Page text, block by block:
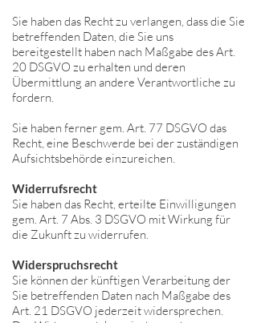
Sie haben das Recht zu verlangen, dass die Sie
betreffenden Daten, die Sie uns
bereitgestellt haben nach Maßgabe des Art.
20 DSGVO zu erhalten und deren
Übermittlung an andere Verantwortliche zu
fordern.
Sie haben ferner gem. Art. 77 DSGVO das
Recht, eine Beschwerde bei der zuständigen
Aufsichtsbehörde einzureichen.
Widerrufsrecht
Sie haben das Recht, erteilte Einwilligungen
gem. Art. 7 Abs. 3 DSGVO mit Wirkung für
die Zukunft zu widerrufen.
Widerspruchsrecht
Sie können der künftigen Verarbeitung der
Sie betreffenden Daten nach Maßgabe des
Art. 21 DSGVO jederzeit widersprechen.